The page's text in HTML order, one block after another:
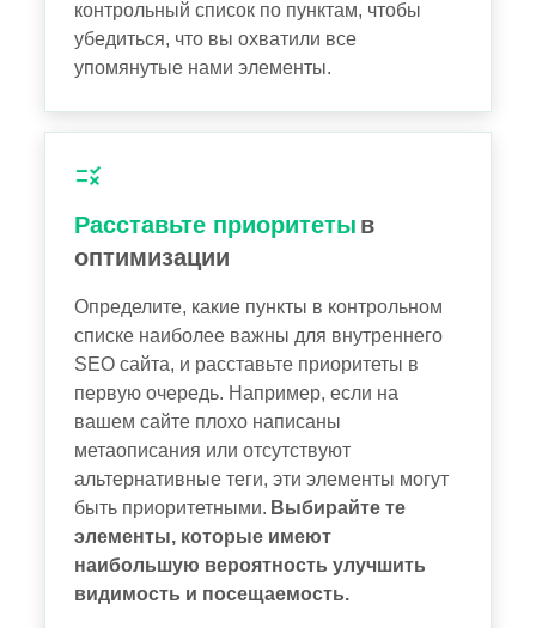
контрольный список по пунктам, чтобы
убедиться, что вы охватили все
упомянутые нами элементы.
Расставьте приоритеты в
оптимизации
Определите, какие пункты в контрольном
списке наиболее важны для внутреннего
SEO сайта, и расставьте приоритеты в
первую очередь. Например, если на
вашем сайте плохо написаны
метаописания или отсутствуют
альтернативные теги, эти элементы могут
быть приоритетными. Выбирайте те
элементы, которые имеют
наибольшую вероятность улучшить
видимость и посещаемость.